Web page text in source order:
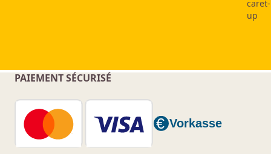
PAIEMENT SÉCURISÉ